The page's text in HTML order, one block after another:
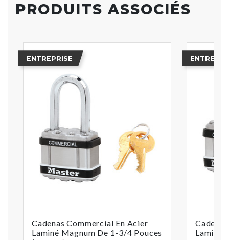
PRODUITS ASSOCIÉS
ENTREPRISE
Cadenas Commercial En Acier
Laminé Magnum De 1-3/4 Pouces
Laminé